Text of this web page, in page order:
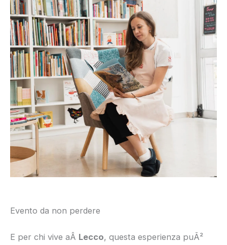
Evento da non perdere
E per chi vive aÂ Lecco, questa esperienza puÃ²